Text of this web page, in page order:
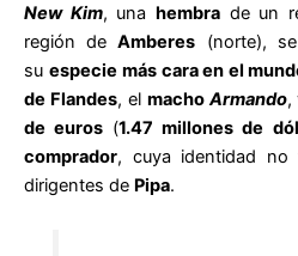
New Kim, unahembra de un
región deAmberes (norte),
su especie más cara en el
de Flandes, el machoArmando,
de euros (1.47 millones de
comprador, cuya identidad no
dirigentes de Pipa.